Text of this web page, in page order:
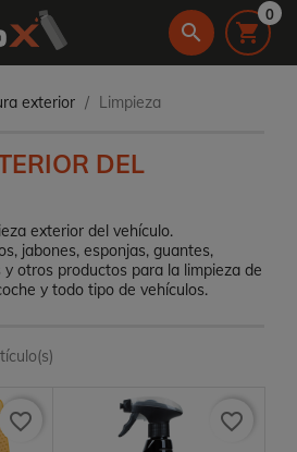
search 
0
exterior Limpieza
DEL
exterior del vehículo.
jabones, esponjas, guantes,
otros productos para la limpieza de
y todo tipo de vehículos.
favorite_border favorite_border